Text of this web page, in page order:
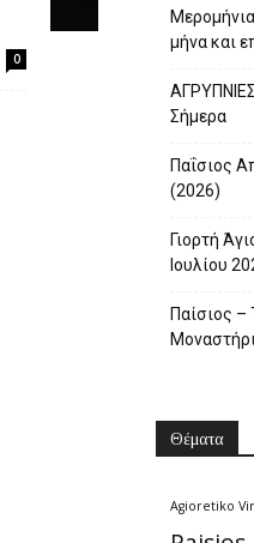
0
μήνα και
Σήμερα
Παΐσιος
(2026)
Γιορτή
Ιουλίου
Παίσιος
Θέματα
Agioretiko